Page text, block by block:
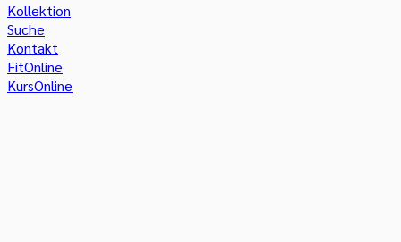
Kollektion
Suche
Kontakt
FitOnline
KursOnline